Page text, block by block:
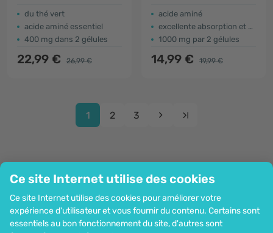
Ce site Internet utilise des cookies
Ce site Internet utilise des cookies pour améliorer votre
expérience d'utilisateur et vous fournir du contenu. Certains sont
essentiels au bon fonctionnement du site, d'autres sont
du thé vert
acide aminé essentiel
400 mg dans 2 gélules
22,99 € 26,99 €
acide aminé
excellente absorption et utilisation
1000 mg par 2 gélules
14,99 € 19,99 €
1 2 3
Information
Rejoignez-nous